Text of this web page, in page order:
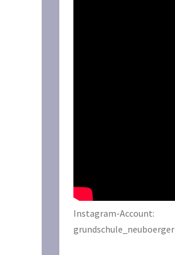
Instagram-Account:
grundschule_neuboerger